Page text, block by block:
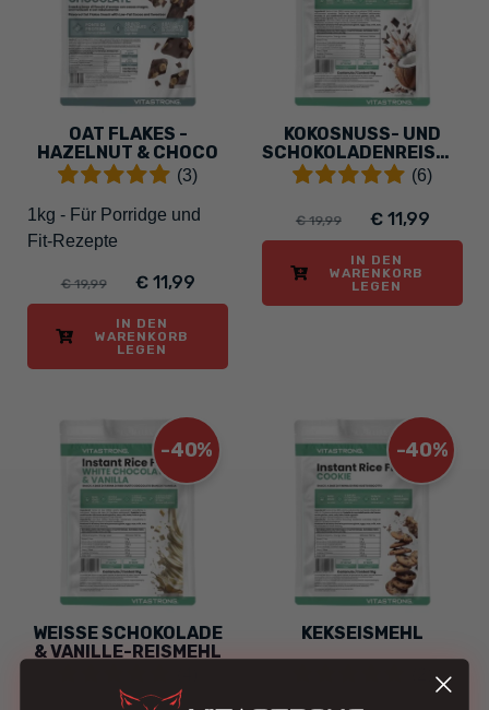
OAT FLAKES -
HAZELNUT & CHOCO
(3)
1kg - Für Porridge und
Fit-Rezepte
€ 19,99 € 11,99
IN DEN
WARENKORB
LEGEN
KOKOSNUSS- UND
SCHOKOLADENREISMEHL
(6)
€ 19,99 € 11,99
IN DEN
WARENKORB
LEGEN
-40%
WEISSE SCHOKOLADE
& VANILLE-REISMEHL
-40%
KEKSEISMEHL